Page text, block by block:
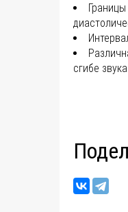
сгибе